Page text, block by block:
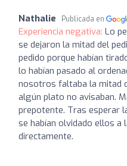
Nathalie Publicada en
Experiencia negativa: Lo
se dejaron la mitad del
pedido porque habían
lo habían pasado al
nosotros faltaba la mitad
algún plato no avisaban.
prepotente. Tras esperar
se habían olvidado ellos a
directamente.